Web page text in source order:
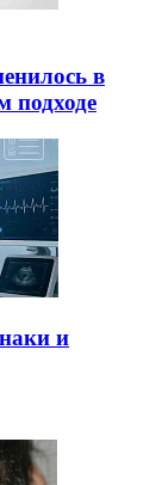
в
подходе
и